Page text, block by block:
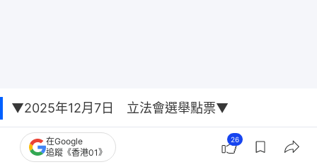
▼2025年12月7日 立法會選舉點票▼
在Google
追蹤《香港01》
26